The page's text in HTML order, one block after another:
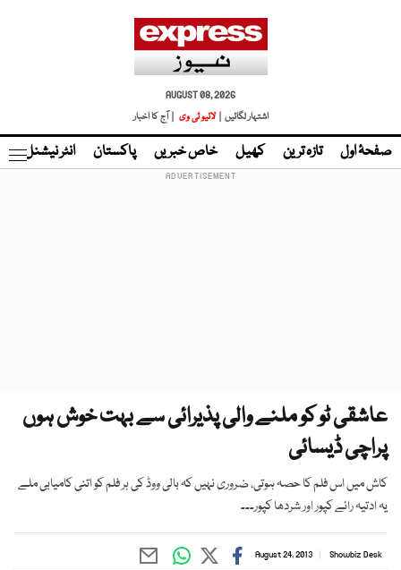
AUGUST 08, 2026
اشتہار لگائیں |
لائیو ٹی وی | آج کا اخبار
صفحۂ اول تازہ ترین کھیل خاص خبریں پاکستان انٹر نیشنل
عاشقی ٹو کو ملنے والی پذیرائی سے بہت خوش ہوں
پراچی ڈیسائی
کاش میں اس فلم کا حصہ ہوتی، ضروری نہیں کہ بالی ووڈ کی ہر فلم کو اتنی کامیابی ملے
یہ ادتیہ رائے کپور اور شردھا کپور۔۔۔
Showbiz Desk
August 24, 2013